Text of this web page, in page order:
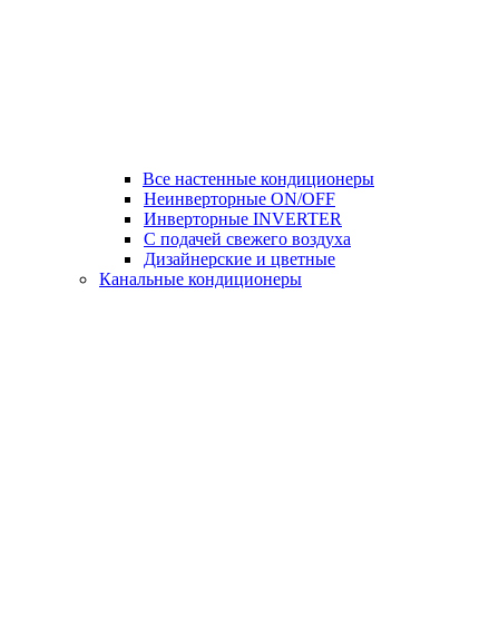
Все настенные кондиционеры
Неинверторные ON/OFF
Инверторные INVERTER
С подачей свежего воздуха
Дизайнерские и цветные
Канальные кондиционеры